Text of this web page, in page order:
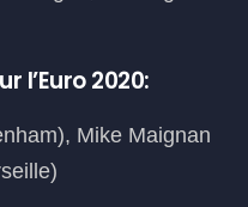
l’Euro 2020:
Mike Maignan